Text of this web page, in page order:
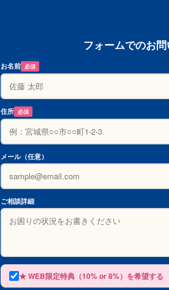
フォームでのお
お名前 必須
住所 必須
メール（任意）
ご相談詳細
★ WEB限定特典（10% or 8%）を希望する